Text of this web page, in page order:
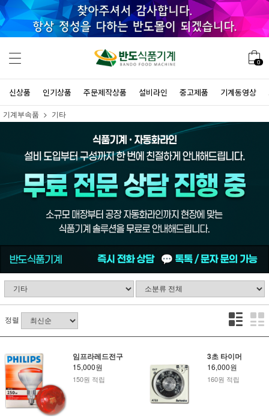
0
신상품 인기상품 주문제작상품 설비라인 중고제품 기계동영상
기계부속품 기타
정렬
임프라레드전구
15,000원
150원 적립
3초 타이머
16,000원
160원 적립